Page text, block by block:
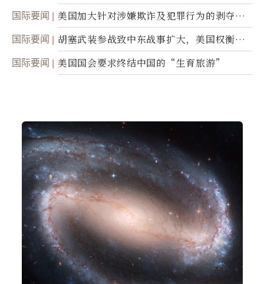
踪
国际要闻
美国加大针对涉嫌欺诈及犯罪行为的剥夺公
民权力度
国际要闻
胡塞武装参战致中东战事扩大，美国权衡地
面入侵的可能性
国际要闻 美国国会要求终结中国的“生育旅游”